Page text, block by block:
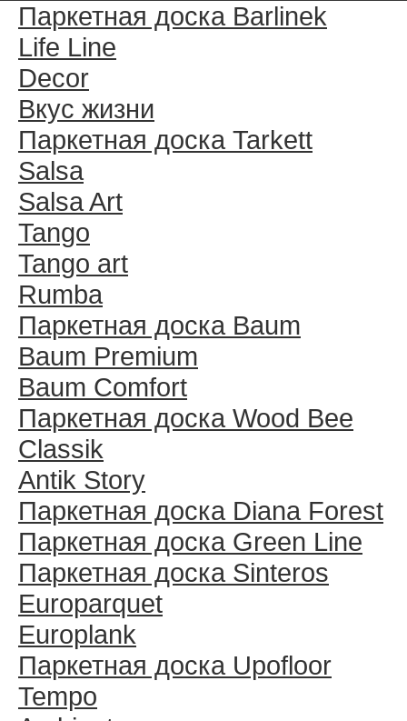
Паркетная доска Barlinek
Life Line
Decor
Вкус жизни
Паркетная доска Tarkett
Salsa
Salsa Art
Tango
Tango art
Rumba
Паркетная доска Baum
Baum Premium
Baum Comfort
Паркетная доска Wood Bee
Classik
Antik Story
Паркетная доска Diana Forest
Паркетная доска Green Line
Паркетная доска Sinteros
Europarquet
Europlank
Паркетная доска Upofloor
Tempo